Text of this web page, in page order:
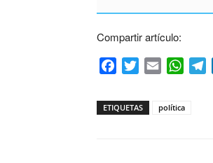
Compartir artículo:
FacebookTwitterEmail
ETIQUETAS política